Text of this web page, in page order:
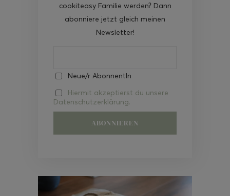
cookiteasy Familie werden? Dann
abonniere jetzt gleich meinen
Newsletter!
Neue/r AbonnentIn
Hiermit akzeptierst du unsere
Datenschutzerklärung.
Video-